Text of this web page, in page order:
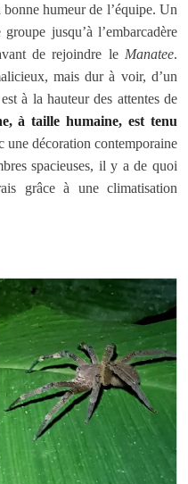
humeur de l’équipe. Un
jusqu’à l’embarcadère
de rejoindre le Manatee.
mais dur à voir, d’un
est à la hauteur des attentes de
à taille humaine, est tenu
une décoration contemporaine
spacieuses, il y a de quoi
grâce à une climatisation